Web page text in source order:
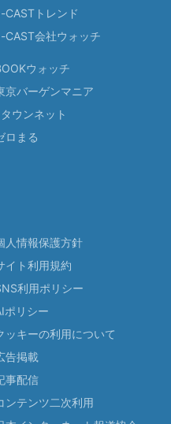
CASTトレンド
CAST会社ウォッチ
ウォッチ
京バーゲンマニア
ウンネット
ロまる
人情報保護方針
イト利用規約
利用ポリシー
ポリシー
ッキーの利用について
告掲載
事配信
ンテンツ二次利用